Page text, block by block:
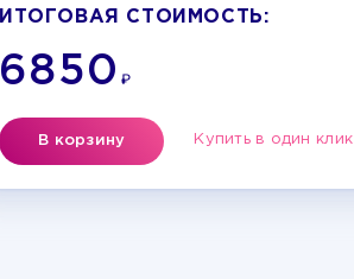
ИТОГОВАЯ СТОИМОСТЬ:
6850 ₽
В корзину Купить в один клик